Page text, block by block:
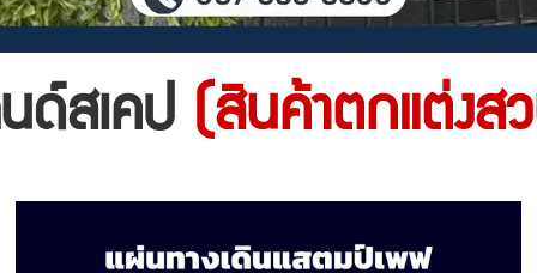
ด์สเคป (สินค้าตกแต่งส